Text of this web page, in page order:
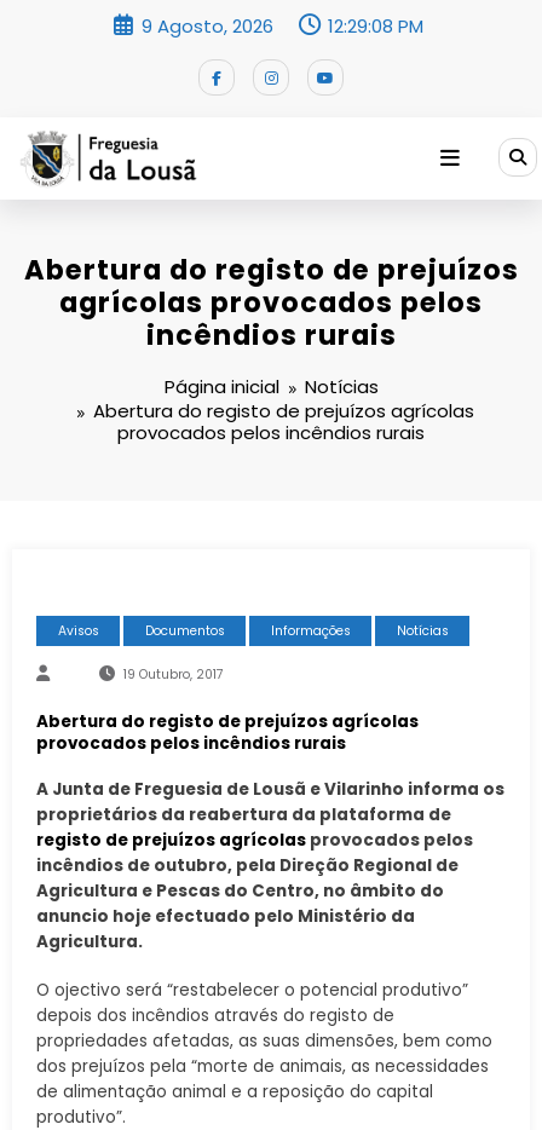
9 Agosto, 2026 12:29:09 PM
Abertura do registo de prejuízos
agrícolas provocados pelos
incêndios rurais
Página inicial
Notícias
Abertura do registo de prejuízos agrícolas
provocados pelos incêndios rurais
Avisos Documentos Informações Notícias
19 Outubro, 2017
Abertura do registo de prejuízos agrícolas
provocados pelos incêndios rurais
A Junta de Freguesia de Lousã e Vilarinho informa os
proprietários da reabertura da plataforma de
registo de prejuízos agrícolas provocados pelos
incêndios de outubro, pela Direção Regional de
Agricultura e Pescas do Centro, no âmbito do
anuncio hoje efectuado pelo Ministério da
Agricultura.
O ojectivo será “restabelecer o potencial produtivo”
depois dos incêndios através do registo de
propriedades afetadas, as suas dimensões, bem como
dos prejuízos pela “morte de animais, as necessidades
de alimentação animal e a reposição do capital
produtivo”.